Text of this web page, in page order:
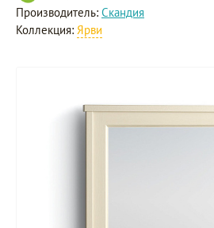
Производитель: Скандия
Коллекция: Ярви